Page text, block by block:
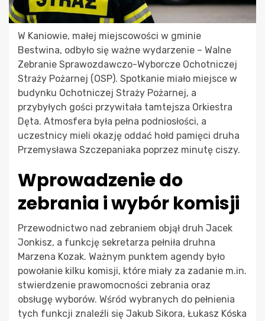
W Kaniowie, małej miejscowości w gminie
Bestwina, odbyło się ważne wydarzenie – Walne
Zebranie Sprawozdawczo-Wyborcze Ochotniczej
Straży Pożarnej (OSP). Spotkanie miało miejsce w
budynku Ochotniczej Straży Pożarnej, a
przybyłych gości przywitała tamtejsza Orkiestra
Dęta. Atmosfera była pełna podniosłości, a
uczestnicy mieli okazję oddać hołd pamięci druha
Przemysława Szczepaniaka poprzez minutę ciszy.
Wprowadzenie do
zebrania i wybór komisji
Przewodnictwo nad zebraniem objął druh Jacek
Jonkisz, a funkcję sekretarza pełniła druhna
Marzena Kozak. Ważnym punktem agendy było
powołanie kilku komisji, które miały za zadanie m.in.
stwierdzenie prawomocności zebrania oraz
obsługę wyborów. Wśród wybranych do pełnienia
tych funkcji znaleźli się Jakub Sikora, Łukasz Kóska